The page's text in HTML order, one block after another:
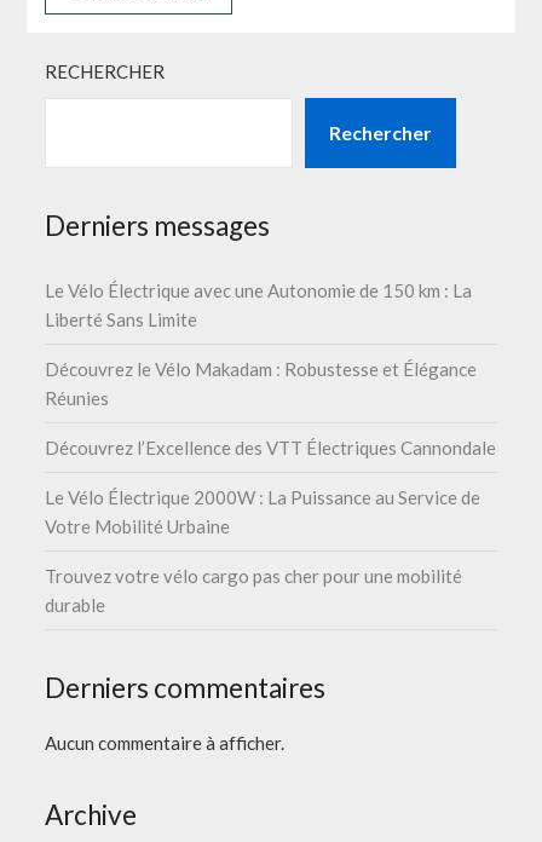
RECHERCHER
Rechercher
Derniers messages
Le Vélo Électrique avec une Autonomie de 150 km : La
Liberté Sans Limite
Découvrez le Vélo Makadam : Robustesse et Élégance
Réunies
Découvrez l’Excellence des VTT Électriques Cannondale
Le Vélo Électrique 2000W : La Puissance au Service de
Votre Mobilité Urbaine
Trouvez votre vélo cargo pas cher pour une mobilité
durable
Derniers commentaires
Aucun commentaire à afficher.
Archive